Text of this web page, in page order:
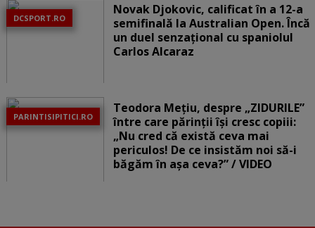
DCSPORT.RO
Novak Djokovic, calificat în a 12-a
semifinală la Australian Open. Încă
un duel senzațional cu spaniolul
Carlos Alcaraz
PARINTISIPITICI.RO
Teodora Mețiu, despre „ZIDURILE”
între care părinții își cresc copiii:
„Nu cred că există ceva mai
periculos! De ce insistăm noi să-i
băgăm în așa ceva?” / VIDEO